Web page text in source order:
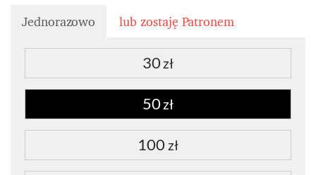
Jednorazowo
lub zostaję Patronem
30 zł
50 zł
100 zł